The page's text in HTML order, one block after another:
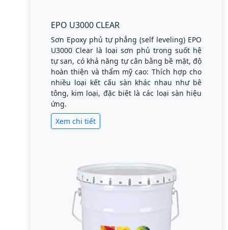
EPO U3000 CLEAR
Sơn Epoxy phủ tự phẳng (self leveling) EPO
U3000 Clear là loại sơn phủ trong suốt hệ
tự san, có khả năng tự cân bằng bề mặt, độ
hoàn thiện và thẩm mỹ cao: Thích hợp cho
nhiều loại kết cấu sàn khác nhau như bê
tông, kim loại, đặc biệt là các loại sàn hiệu
ứng.
Xem chi tiết